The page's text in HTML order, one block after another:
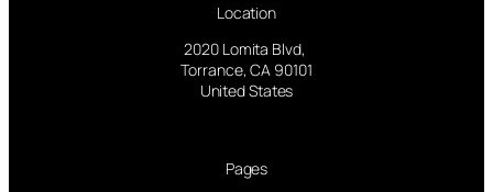
Location
2020 Lomita Blvd,
Torrance, CA 90101
United States
Pages